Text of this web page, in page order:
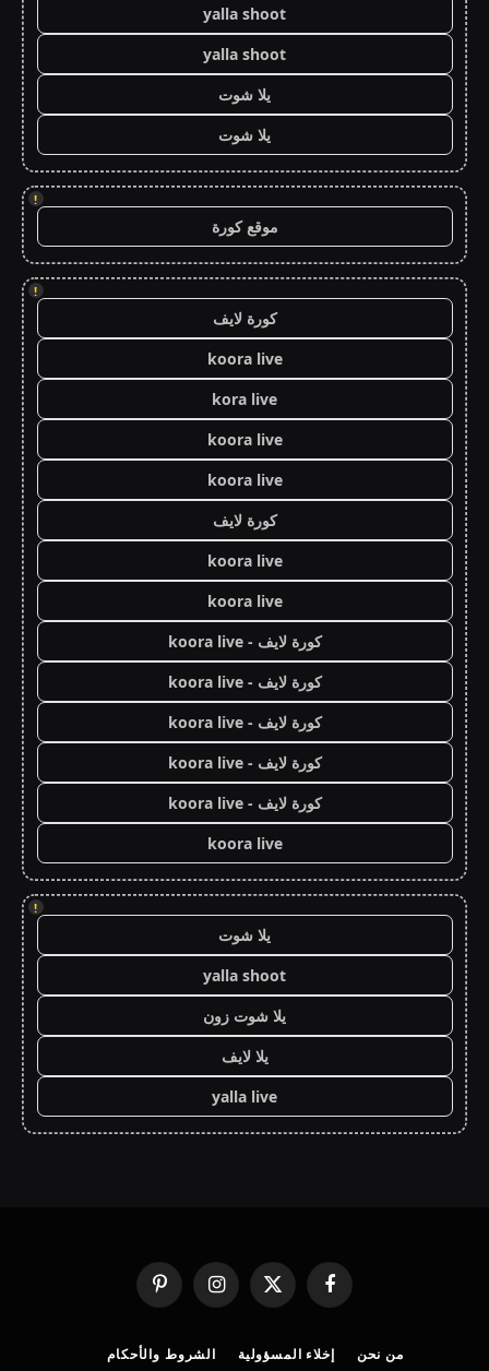
yalla shoot
yalla shoot
يلا شوت
يلا شوت
!
موقع كورة
!
كورة لايف
koora live
kora live
koora live
koora live
كورة لايف
koora live
koora live
كورة لايف - koora live
كورة لايف - koora live
كورة لايف - koora live
كورة لايف - koora live
كورة لايف - koora live
koora live
!
يلا شوت
yalla shoot
يلا شوت زون
يلا لايف
yalla live
فيسبوك
X
(Twitter)
الانستغرامبينتيريست
من نحن إخلاء المسؤولية الشروط والأحكام